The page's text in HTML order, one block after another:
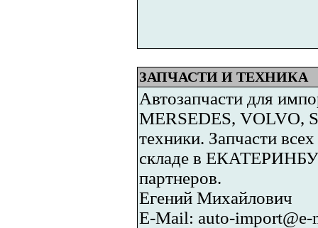
ЗАПЧАСТИ И ТЕХНИКА
Автозапчасти для
MERSEDES,
техники. Запчасти
складе в
партнеров.
Егений Михайлович
E-Mail: auto-import@e-